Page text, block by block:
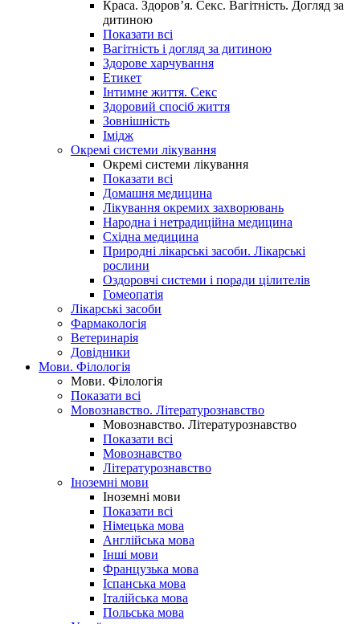
Краса. Здоров’я. Секс. Вагітність. Догляд за
дитиною
Показати всі
Вагітність і догляд за дитиною
Здорове харчування
Етикет
Інтимне життя. Секс
Здоровий спосіб життя
Зовнішність
Імідж
Окремі системи лікування
Окремі системи лікування
Показати всі
Домашня медицина
Лікування окремих захворювань
Народна і нетрадиційна медицина
Східна медицина
Природні лікарські засоби. Лікарські
рослини
Оздоровчі системи і поради цілителів
Гомеопатія
Лікарські засоби
Фармакологія
Ветеринарія
Довідники
Мови. Філологія
Мови. Філологія
Показати всі
Мовознавство. Літературознавство
Мовознавство. Літературознавство
Показати всі
Мовознавство
Літературознавство
Іноземні мови
Іноземні мови
Показати всі
Німецька мова
Англійська мова
Інші мови
Французька мова
Іспанська мова
Італійська мова
Польська мова